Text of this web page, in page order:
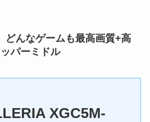
どんなゲームも最高画質+高
パーミドル
XGC5M-